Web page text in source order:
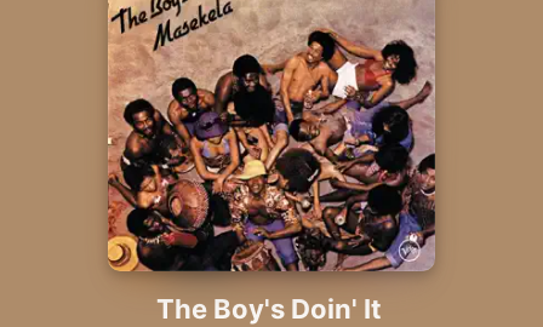
Apple Music installieren
The Boy's Doin' It